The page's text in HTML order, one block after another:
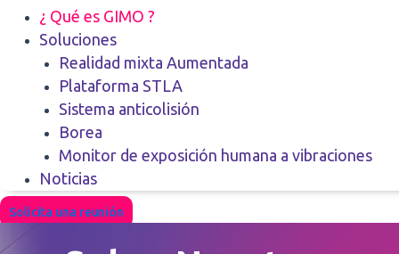
¿ Qué es GIMO ?
Soluciones
Realidad mixta Aumentada
Plataforma STLA
Sistema anticolisión
Borea
Monitor de exposición humana a vibraciones
Noticias
Solicita una reunión